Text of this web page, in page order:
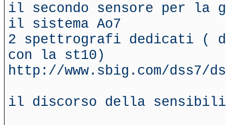
il secondo sensore per la
il sistema Ao7
2 spettrografi dedicati (
con la st10)
http://www.sbig.com/dss7/
il discorso della